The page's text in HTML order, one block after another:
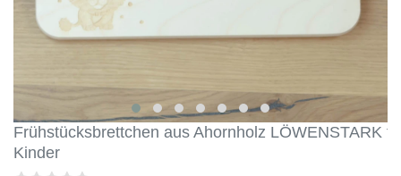
Frühstücksbrettchen aus Ahornholz LÖWENSTARK
Kinder